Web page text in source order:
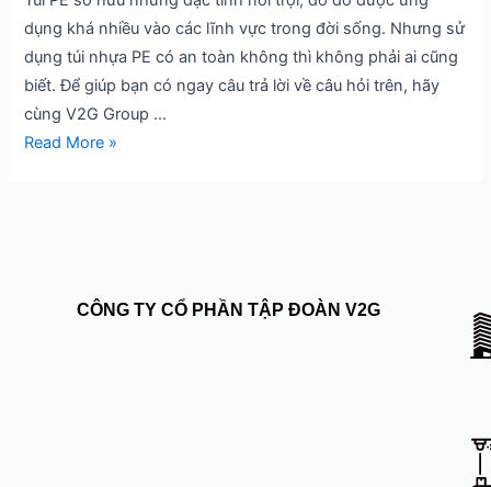
dụng khá nhiều vào các lĩnh vực trong đời sống. Nhưng sử
dụng túi nhựa PE có an toàn không thì không phải ai cũng
biết. Để giúp bạn có ngay câu trả lời về câu hỏi trên, hãy
cùng V2G Group …
Lưu
Ý
Khi
Sử
Dụng
Read More »
CÔNG TY CỔ PHẦN TẬP ĐOÀN V2G